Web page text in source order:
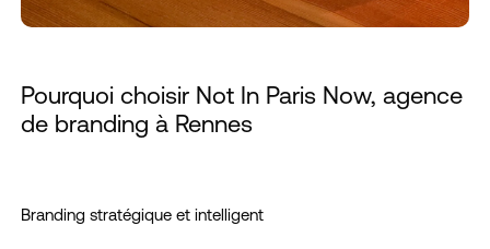
Pourquoi choisir Not In Paris Now, agence
de branding à Rennes
Branding stratégique et intelligent